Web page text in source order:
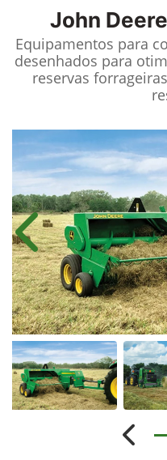
John Deere
Equipamentos para
desenhados para
reservas
Anterior